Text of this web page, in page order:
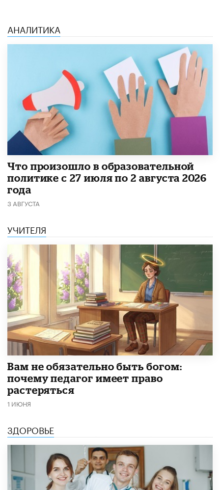
АНАЛИТИКА
​Что произошло в образовательной
политике с 27 июля по 2 августа 2026
года
3 АВГУСТА
УЧИТЕЛЯ
​Вам не обязательно быть богом:
почему педагог имеет право
растеряться
1 ИЮНЯ
ЗДОРОВЬЕ